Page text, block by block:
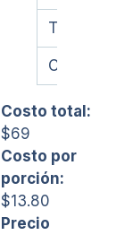
Tostadas
Crema
Costo total:
$69
Costo por
porción:
$13.80
Precio